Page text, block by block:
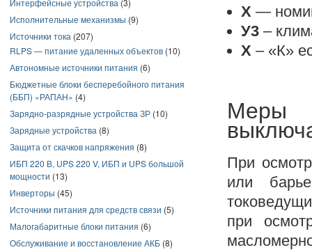
Интерфейсные устройства (3)
Исполнительные механизмы (9)
Источники тока (207)
RLPS — питание удаленных объектов (10)
Автономные источники питания (6)
Бюджетные блоки бесперебойного питания
(ББП) «РАПАН» (4)
Зарядно-разрядные устройства ЗР (10)
Зарядные устройства (8)
Защита от скачков напряжения (8)
ИБП 220 В, UPS 220 V, ИБП и UPS большой
мощности (13)
Инверторы (45)
Источники питания для средств связи (5)
Малогабаритные блоки питания (6)
Обслуживание и восстановление АКБ (8)
Х—
У3–
Х– «К»
Меры
При
или
при